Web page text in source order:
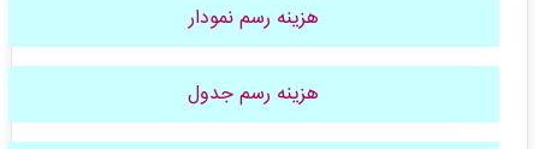
هزینه رسم نمودار
هزینه رسم جدول